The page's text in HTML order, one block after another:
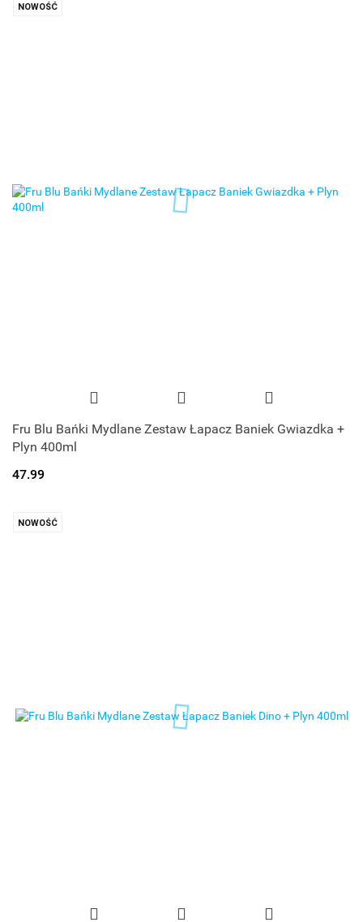
NOWOŚĆ
Fru Blu Bańki Mydlane Zestaw Łapacz Baniek Gwiazdka +
Plyn 400ml
47.99
NOWOŚĆ